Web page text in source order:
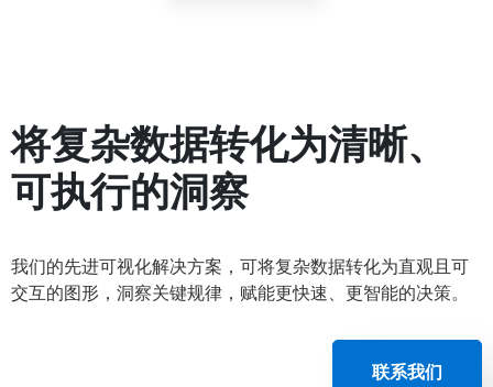
将复杂数据转化为清晰、
可执行的洞察
我们的先进可视化解决方案，可将复杂数据转化为直观且可
交互的图形，洞察关键规律，赋能更快速、更智能的决策。
联系我们